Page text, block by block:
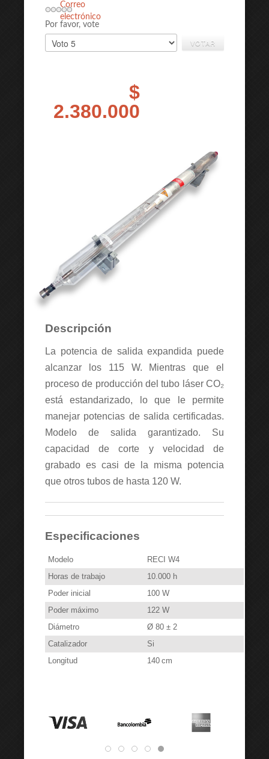
Correo
electrónico
Por favor, vote
$
2.380.000
Descripción
La potencia de salida expandida puede
alcanzar los 115 W. Mientras que el
proceso de producción del tubo láser CO₂
está estandarizado, lo que le permite
manejar potencias de salida certificadas.
Modelo de salida garantizado. Su
capacidad de corte y velocidad de
grabado es casi de la misma potencia
que otros tubos de hasta 120 W.
Especificaciones
Modelo
RECI W4
Horas de trabajo
10.000 h
Poder inicial
100 W
Poder máximo
122 W
Diámetro
Ø 80 ± 2
Catalizador
Si
Longitud
140 cm